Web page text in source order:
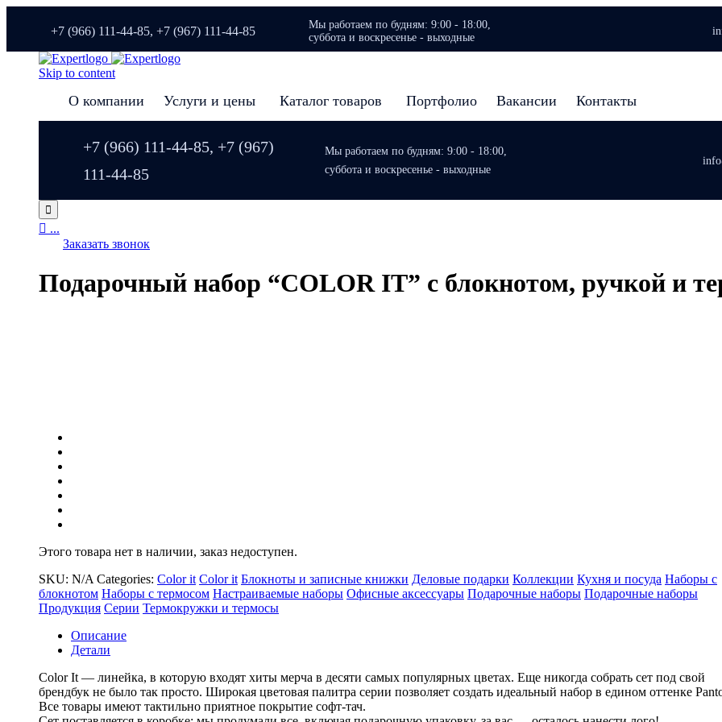
+7 (966) 111-44-85, +7 (967) 111-44-85
Мы работаем по будням: 9:00 - 18:00,
суббота и воскресенье - выходные
Skip to content
О компании Услуги и цены Каталог товаров Портфолио Вакансии Контакты
+7 (966) 111-44-85, +7 (967)
111-44-85
Мы работаем по будням: 9:00 - 18:00,
суббота и воскресенье - выходные

 ...
Заказать звонок
Подарочный набор “COLOR IT” c блокнотом, ручкой и
Этого товара нет в наличии, заказ недоступен.
SKU: N/A Categories: Color it Color it Блокноты и записные книжки Деловые подарки Коллекции Кухня и посуда Наборы с
блокнотом Наборы с термосом Настраиваемые наборы Офисные аксессуары Подарочные наборы Подарочные наборы
Продукция Серии Термокружки и термосы
Описание
Детали
Color It — линейка, в которую входят хиты мерча в десяти самых популярных цветах. Еще никогда собрать сет под свой
брендбук не было так просто. Широкая цветовая палитра серии позволяет создать идеальный набор в едином оттенке
Все товары имеют тактильно приятное покрытие софт-тач.